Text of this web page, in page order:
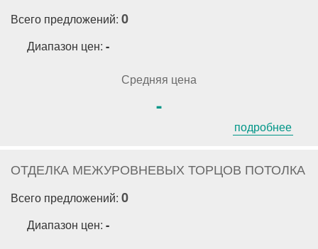
Всего предложений: 0
Диапазон цен: -
Средняя цена
-
подробнее
ОТДЕЛКА МЕЖУРОВНЕВЫХ ТОРЦОВ ПОТОЛКА
Всего предложений: 0
Диапазон цен: -